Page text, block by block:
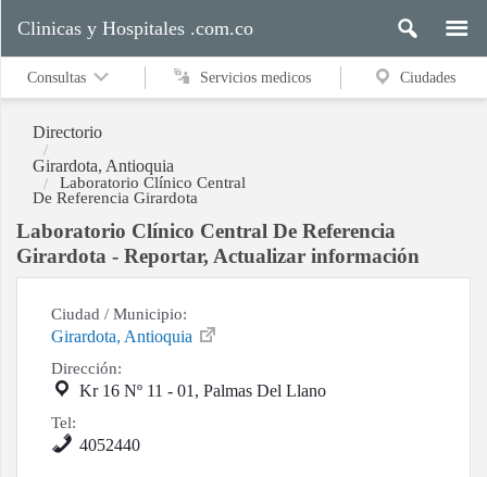
Servicios
medicos
Ciudades
Buscar
Clinicas y Hospitales .com.co
Consultas Servicios medicos Ciudades
Directorio
Girardota, Antioquia
Laboratorio Clínico Central
De Referencia Girardota
Laboratorio Clínico Central De Referencia
Girardota - Reportar, Actualizar información
Ciudad / Municipio:
Girardota, Antioquia
Dirección:
Kr 16 Nº 11 - 01, Palmas Del Llano
Tel:
4052440